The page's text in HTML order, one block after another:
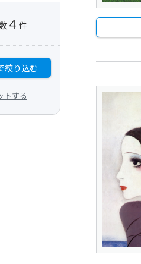
4 件
絞り込む
トする